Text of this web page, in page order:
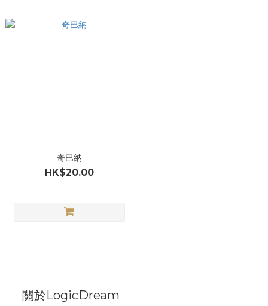
奇巴納
HK$20.00
關於LogicDream